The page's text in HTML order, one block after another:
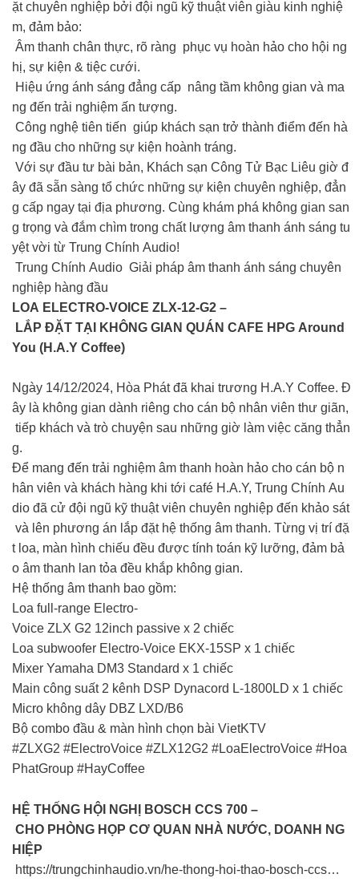
ặt chuyên nghiệp bởi đội ngũ kỹ thuật viên giàu kinh nghiệ
m, đảm bảo:
Âm thanh chân thực, rõ ràng phục vụ hoàn hảo cho hội ng
hị, sự kiện & tiệc cưới.
Hiệu ứng ánh sáng đẳng cấp nâng tầm không gian và ma
ng đến trải nghiệm ấn tượng.
Công nghệ tiên tiến giúp khách sạn trở thành điểm đến hà
ng đầu cho những sự kiện hoành tráng.
Với sự đầu tư bài bản, Khách sạn Công Tử Bạc Liêu giờ đ
ây đã sẵn sàng tổ chức những sự kiện chuyên nghiệp, đẳn
g cấp ngay tại địa phương. Cùng khám phá không gian san
g trọng và đắm chìm trong chất lượng âm thanh ánh sáng tu
yệt vời từ Trung Chính Audio!
Trung Chính Audio Giải pháp âm thanh ánh sáng chuyên
nghiệp hàng đầu
LOA ELECTRO-VOICE ZLX-12-G2 –
LẮP ĐẶT TẠI KHÔNG GIAN QUÁN CAFE HPG Around
You (H.A.Y Coffee)
Ngày 14/12/2024, Hòa Phát đã khai trương H.A.Y Coffee. Đ
ây là không gian dành riêng cho cán bộ nhân viên thư giãn,
tiếp khách và trò chuyện sau những giờ làm việc căng thẳn
g.
Để mang đến trải nghiệm âm thanh hoàn hảo cho cán bộ n
hân viên và khách hàng khi tới café H.A.Y, Trung Chính Au
dio đã cử đội ngũ kỹ thuật viên chuyên nghiệp đến khảo sát
và lên phương án lắp đặt hệ thống âm thanh. Từng vị trí đặ
t loa, màn hình chiếu đều được tính toán kỹ lưỡng, đảm bả
o âm thanh lan tỏa đều khắp không gian.
Hệ thống âm thanh bao gồm:
Loa full-range Electro-
Voice ZLX G2 12inch passive x 2 chiếc
Loa subwoofer Electro-Voice EKX-15SP x 1 chiếc
Mixer Yamaha DM3 Standard x 1 chiếc
Main công suất 2 kênh DSP Dynacord L-1800LD x 1 chiếc
Micro không dây DBZ LXD/B6
Bộ combo đầu & màn hình chọn bài VietKTV
#ZLXG2 #ElectroVoice #ZLX12G2 #LoaElectroVoice #Hoa
PhatGroup #HayCoffee
HỆ THỐNG HỘI NGHỊ BOSCH CCS 700 –
CHO PHÒNG HỌP CƠ QUAN NHÀ NƯỚC, DOANH NG
HIỆP
https://trungchinhaudio.vn/he-thong-hoi-thao-bosch-ccs…